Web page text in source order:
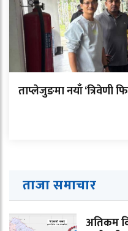
ताप्लेजुङमा नयाँ ‘त्रिवेणी
ताजा समाचार
अतिकम